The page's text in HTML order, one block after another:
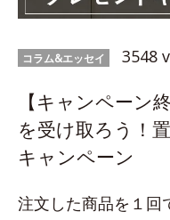
コラム&エッセイ 3548
【キャンペーン
を受け取ろう！
キャンペーン
注文した商品を１回